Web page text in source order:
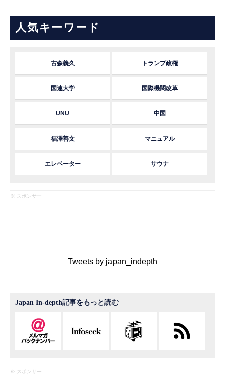
人気キーワード
古森義久 トランプ政権
国連大学 国際機関改革
UNU 中国
福澤善文 マニュアル
エレベーター サウナ
※ スポンサー
Tweets by japan_indepth
Japan In-depth記事をもっと読む
※ スポンサー